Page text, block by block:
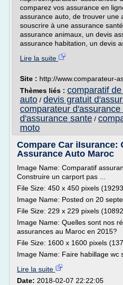
comparez vos assurance en
assurance auto, de trouver une
souscrire à une assurance
assurance animaux, un devis
assurance habitation, un devis
Lire la suite
Site : http://www.comparateur-
Thèmes liés : comparatif
auto / devis gratuit
comparateur d'assurance
d'assurance sante /
moto
Compare Car iIsurance:
Assurance Auto Maroc
Image Name: Comparatif
Construire un carport pas ...
File Size: 450 x 450 pixels
Image Name: Posted on 20
File Size: 229 x 229 pixels
Image Name: Quelles sont nos
assurances au Maroc en 2015?
File Size: 1600 x 1600 pixels
Image Name: Faire habillage wc
Lire la suite
Date: 2018-02-07 22:22:05